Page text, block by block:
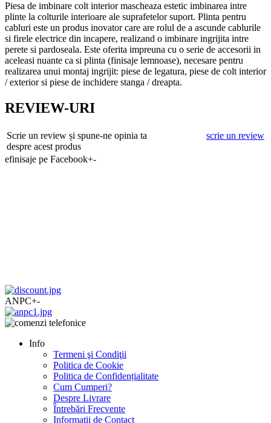
Piesa de imbinare colt interior mascheaza estetic imbinarea intre
plinte la colturile interioare ale suprafetelor suport. Plinta pentru
cabluri este un produs inovator care are rolul de a ascunde cablurile
si firele electrice din incapere, realizand o imbinare ingrijita intre
perete si pardoseala. Este oferita impreuna cu o serie de accesorii in
aceleasi nuante ca si plinta (finisaje lemnoase), necesare pentru
realizarea unui montaj ingrijit: piese de legatura, piese de colt interior
/ exterior si piese de inchidere stanga / dreapta.
REVIEW-URI
Scrie un review și spune-ne opinia ta
despre acest produs
scrie un review
efinisaje pe Facebook+-
ANPC+-
Info
Termeni şi Condiţii
Politica de Cookie
Politica de Confidențialitate
Cum Cumperi?
Despre Livrare
Întrebări Frecvente
Informaţii de Contact